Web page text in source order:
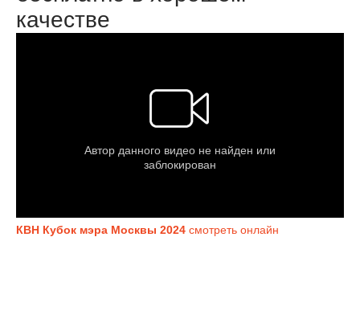
качестве
КВН Кубок мэра Москвы 2024 смотреть онлайн